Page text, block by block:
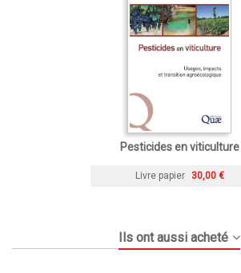
Pesticides en viticulture
Livre papier 30,00 €
Ils ont aussi acheté